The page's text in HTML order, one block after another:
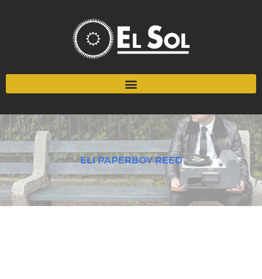
ELI PAPERBOY REED